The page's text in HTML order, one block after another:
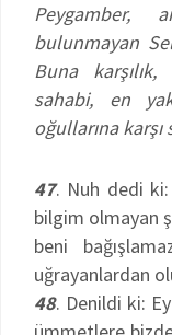
Peygamber,
bulunmayan
Buna
sahabi, en
oğullarına karşı
47. Nuh dedi ki:
bilgim olmayan
beni
uğrayanlardan
48. Denildi ki: